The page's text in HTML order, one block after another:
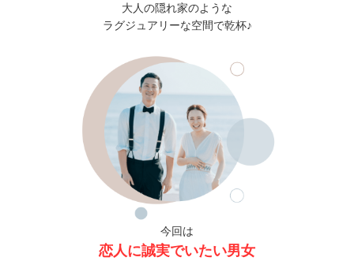
大人の隠れ家のような
ラグジュアリーな空間で乾杯♪
今回は
恋人に誠実でいたい男女